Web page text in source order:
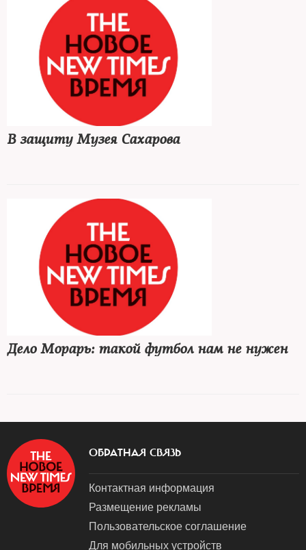
В защиту Музея Сахарова
Дело Морарь: такой футбол нам не нужен
ОБРАТНАЯ СВЯЗЬ
Контактная информация
Размещение рекламы
Пользовательское соглашение
Для мобильных устройств